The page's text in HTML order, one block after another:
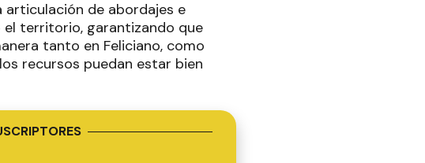
de abordajes e
territorio, garantizando que
tanto en Feliciano, como
recursos puedan estar bien